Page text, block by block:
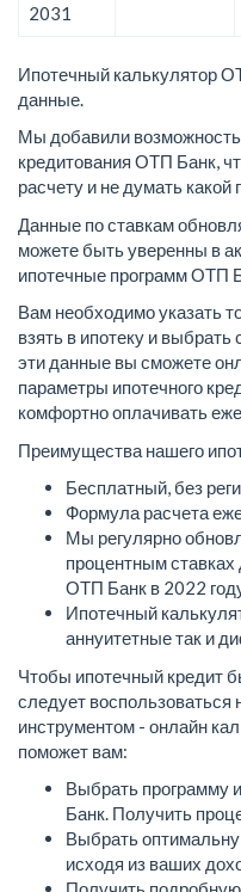
2031
Ипотечный калькулятор
данные.
Мы добавили
кредитования ОТП Банк,
расчету и не думать какой
Данные по ставкам
можете быть уверенны в
ипотечные программ ОТП
Вам необходимо указать
взять в ипотеку и выбрать
эти данные вы сможете
параметры ипотечного
комфортно оплачивать
Преимущества нашего
Бесплатный, без
Формула расчета
Мы регулярно
процентным ставках
ОТП Банк в 2022
Ипотечный
аннуитетные так и
Чтобы ипотечный кредит
следует
инструментом - онлайн
поможет вам:
Выбрать программу
Банк. Получить
Выбрать
исходя из ваших